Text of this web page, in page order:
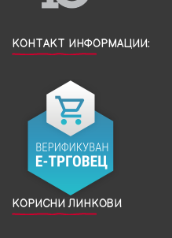
КОНТАКТ ИНФОРМАЦИИ:
КОРИСНИ ЛИНКОВИ